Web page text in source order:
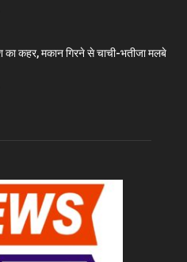
का कहर, मकान गिरने से चाची-भतीजा मलबे